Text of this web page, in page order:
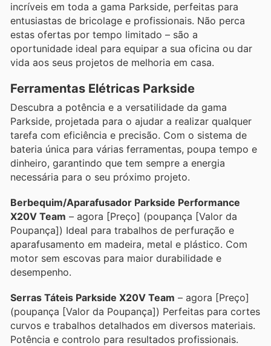
incríveis em toda a gama Parkside, perfeitas para
entusiastas de bricolage e profissionais. Não perca
estas ofertas por tempo limitado – são a
oportunidade ideal para equipar a sua oficina ou dar
vida aos seus projetos de melhoria em casa.
Ferramentas Elétricas Parkside
Descubra a potência e a versatilidade da gama
Parkside, projetada para o ajudar a realizar qualquer
tarefa com eficiência e precisão. Com o sistema de
bateria única para várias ferramentas, poupa tempo e
dinheiro, garantindo que tem sempre a energia
necessária para o seu próximo projeto.
Berbequim/Aparafusador Parkside Performance
X20V Team – agora [Preço] (poupança [Valor da
Poupança]) Ideal para trabalhos de perfuração e
aparafusamento em madeira, metal e plástico. Com
motor sem escovas para maior durabilidade e
desempenho.
Serras Táteis Parkside X20V Team – agora [Preço]
(poupança [Valor da Poupança]) Perfeitas para cortes
curvos e trabalhos detalhados em diversos materiais.
Potência e controlo para resultados profissionais.